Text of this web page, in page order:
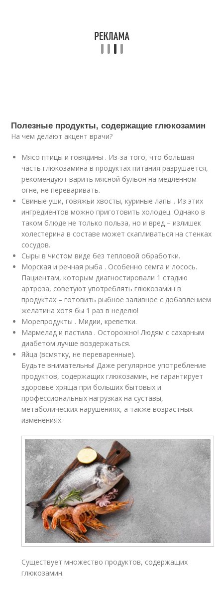
Полезные продукты, содержащие глюкозамин
На чем делают акцент врачи?
Мясо птицы и говядины . Из-за того, что большая
часть глюкозамина в продуктах питания разрушается,
рекомендуют варить мясной бульон на медленном
огне, не переваривать.
Свиные уши, говяжьи хвосты, куриные лапы . Из этих
ингредиентов можно приготовить холодец. Однако в
таком блюде не только польза, но и вред – излишек
холестерина в составе может скапливаться на стенках
сосудов.
Сыры в чистом виде без тепловой обработки.
Морская и речная рыба . Особенно семга и лосось.
Пациентам, которым диагностировали 1 стадию
артроза, советуют употреблять глюкозамин в
продуктах – готовить рыбное заливное с добавлением
желатина хотя бы 1 раз в неделю!
Морепродукты . Мидии, креветки.
Мармелад и пастила . Осторожно! Людям с сахарным
диабетом лучше воздержаться.
Яйца (всмятку, не переваренные).
Будьте внимательны! Даже регулярное употребление
продуктов, содержащих глюкозамин, не гарантирует
здоровье хряща при больших бытовых и
профессиональных нагрузках на суставы,
метаболических нарушениях, а также возрастных
изменениях.
Существует множество продуктов, содержащих
глюкозамин.